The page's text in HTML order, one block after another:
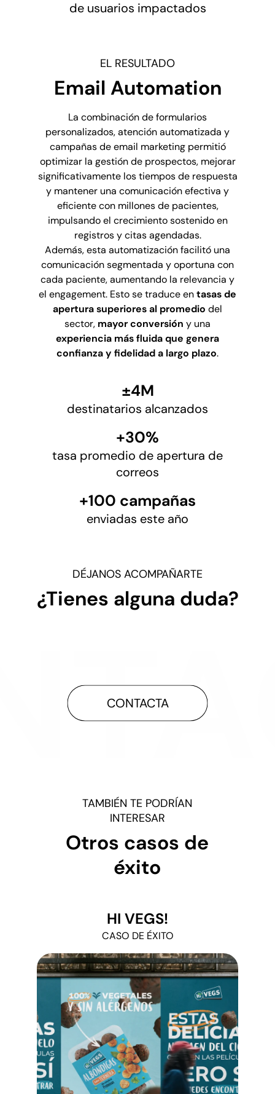
de usuarios impactados
EL RESULTADO
Email Automation
La combinación de formularios
personalizados, atención automatizada y
campañas de email marketing permitió
optimizar la gestión de prospectos, mejorar
significativamente los tiempos de respuesta
y mantener una comunicación efectiva y
eficiente con millones de pacientes,
impulsando el crecimiento sostenido en
registros y citas agendadas.
Además, esta automatización facilitó una
comunicación segmentada y oportuna con
cada paciente, aumentando la relevancia y
el engagement. Esto se traduce entasas de
apertura superiores al promedio del
sector, mayor conversión y una
experiencia más fluida que genera
confianza y fidelidad a largo plazo.
±4M
destinatarios alcanzados
+30%
tasa promedio de apertura de
correos
+100 campañas
enviadas este año
DÉJANOS ACOMPAÑARTE
¿Tienes alguna duda?
CONTACTA
TAMBIÉN TE PODRÍAN
INTERESAR
Otros casos de
éxito
HI VEGS!
CASO DE ÉXITO